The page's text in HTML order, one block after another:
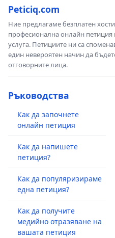
Peticiq.com
Ние предлагаме безплатен
професионална онлайн
услуга. Петициите ни са
един невероятен начин да
отговорните лица.
Ръководства
Как да започнете
онлайн петиция
Как да напишете
петиция?
Как да популяризираме
една петиция?
Как да получите
медийно отразяване на
вашата петиция